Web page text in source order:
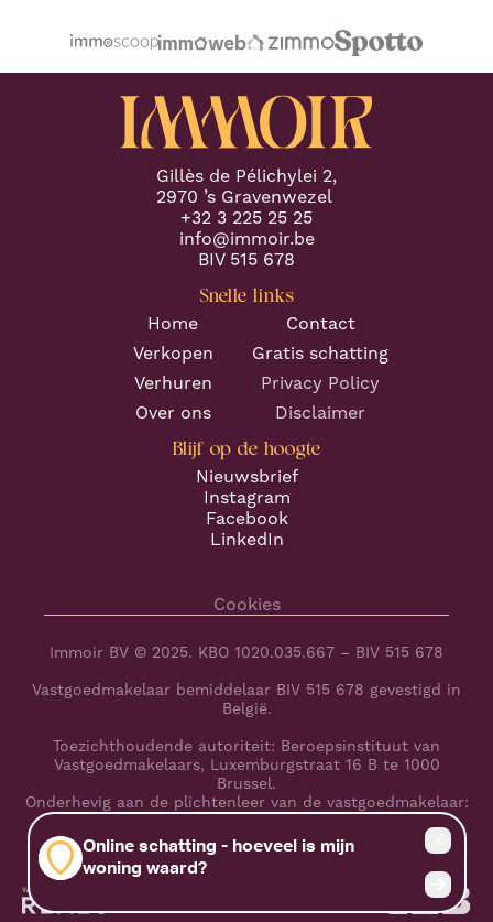
Gillès de Pélichylei 2,
2970 ’s Gravenwezel
+32 3 225 25 25
info@immoir.be
BIV 515 678
Snelle links
Home
Contact
Verkopen
Gratis schatting
Verhuren
Privacy Policy
Over ons
Disclaimer
Blijf op de hoogte
Nieuwsbrief
Instagram
Facebook
LinkedIn
Cookies
Immoir BV © 2025. KBO 1020.035.667 – BIV 515 678
Vastgoedmakelaar bemiddelaar BIV 515 678 gevestigd in
België.
Toezichthoudende autoriteit: Beroepsinstituut van
Vastgoedmakelaars, Luxemburgstraat 16 B te 1000
Brussel.
Onderhevig aan de plichtenleer van de vastgoedmakelaar:
BA en borgstelling via NV AXA Belgium (polisnr.
730.390.160)